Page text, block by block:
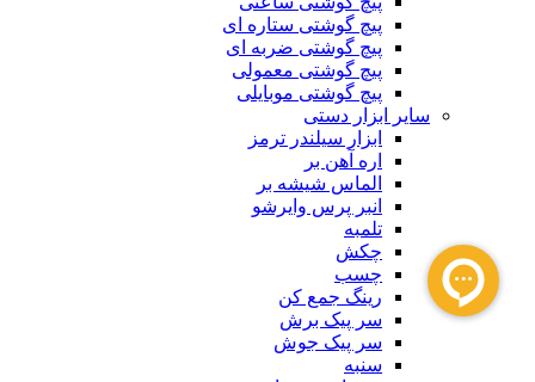
پیچ گوشتی ستاره ای
پیچ گوشتی ضربه ای
پیچ گوشتی معمولی
پیچ گوشتی موبایلی
سایر ابزار دستی
ابزار سیلندر ترمز
اره آهن بر
الماس شیشه بر
انبر پرس وایرشو
تلمبه
چکش
چسب
رینگ جمع کن
سر پیک برش
سر پیک جوش
سنبه